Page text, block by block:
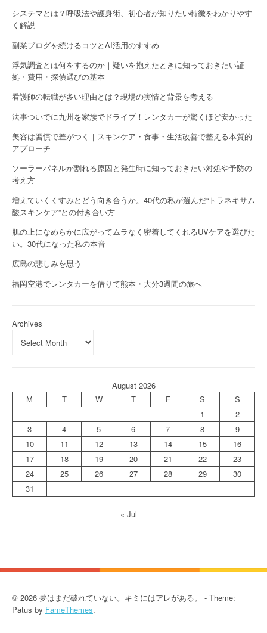
システマとは？呼吸法や護身術、初心者が知りたい特徴をわかりやす
く解説
副業ブログを続けるコツとAI活用のすすめ
浮気調査とは何をするのか｜疑いを抱えたときに知っておきたい証
拠・費用・探偵選びの基本
看護師の転職が多い理由とは？現場の実情と背景を考える
法事ついでに九州を家族でドライブ！レンタカーが驚くほど安かった
美容は習慣で差がつく｜スキンケア・食事・生活改善で整える本質的
アプローチ
ソーラーパネルが割れる原因と発生時に知っておきたい対処や予防の
考え方
増えていくくすみとどう向き合うか。40代の私が選んだ“トラネキサム
酸スキンケア”との付き合い方
肌の上になめらかに広がってムラなく密着してくれるUVケアを選びた
い。30代になった私の本音
広島の悲しみを思う
福岡空港でレンタカーを借りて熊本・大分3週間の旅へ
Archives
August 2026
M
T W T F S
S
1
2
3
4 5 6 7 8
9
10
11 12 13 14 15
16
17
18 19 20 21 22
23
24
25 26 27 28 29
30
31
« Jul
© 2026 夢はまだ破れていない。キミにはアレがある。 - Theme:
Patus by FameThemes.